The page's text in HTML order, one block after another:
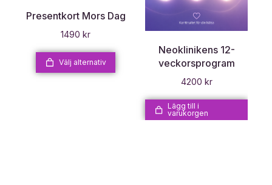
Presentkort Mors Dag
1490 kr
Välj alternativ
Neoklinikens 12-
veckorsprogram
4200 kr
Lägg till i
varukorgen